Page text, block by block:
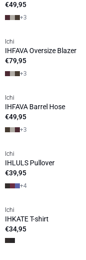
€49,95
+3
NEUHEIT
Ichi
IHFAVA Oversize Blazer
€79,95
+3
NEUHEIT
Ichi
IHFAVA Barrel Hose
€49,95
+3
NEUHEIT
Ichi
IHLULS Pullover
€39,95
+4
NEUHEIT
Ichi
IHKATE T-shirt
€34,95